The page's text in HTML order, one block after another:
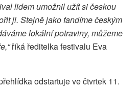
lidem umožnil užít si českou
ji. Stejně jako fandíme českým
lokální potraviny, můžeme
říká ředitelka festivalu Eva
odstartuje ve čtvrtek 11.